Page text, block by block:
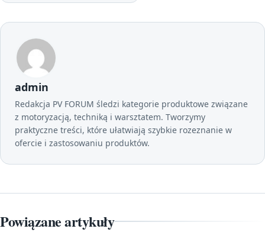
admin
Redakcja PV FORUM śledzi kategorie produktowe związane
z motoryzacją, techniką i warsztatem. Tworzymy
praktyczne treści, które ułatwiają szybkie rozeznanie w
ofercie i zastosowaniu produktów.
Powiązane artykuły